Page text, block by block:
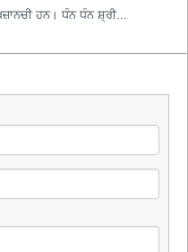
ਹਨ। ਧੰਨ ਧੰਨ ਸ਼੍ਰੀ...